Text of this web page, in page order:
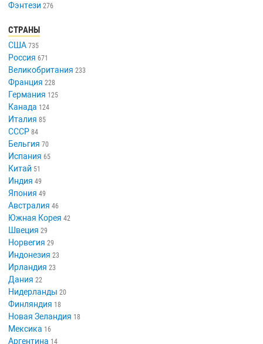
Фэнтези 276
СТРАНЫ
США 735
Россия 671
Великобритания 233
Франция 228
Германия 125
Канада 124
Италия 85
СССР 84
Бельгия 70
Испания 65
Китай 51
Индия 49
Япония 49
Австралия 46
Южная Корея 42
Швеция 29
Норвегия 29
Индонезия 23
Ирландия 23
Дания 22
Нидерланды 20
Финляндия 18
Новая Зеландия 18
Мексика 16
Аргентина 14